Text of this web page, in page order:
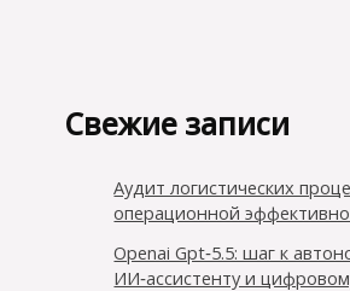
Свежие записи
Аудит логистических
операционной
Openai Gpt‑5.5: шаг к
ИИ‑ассистенту и